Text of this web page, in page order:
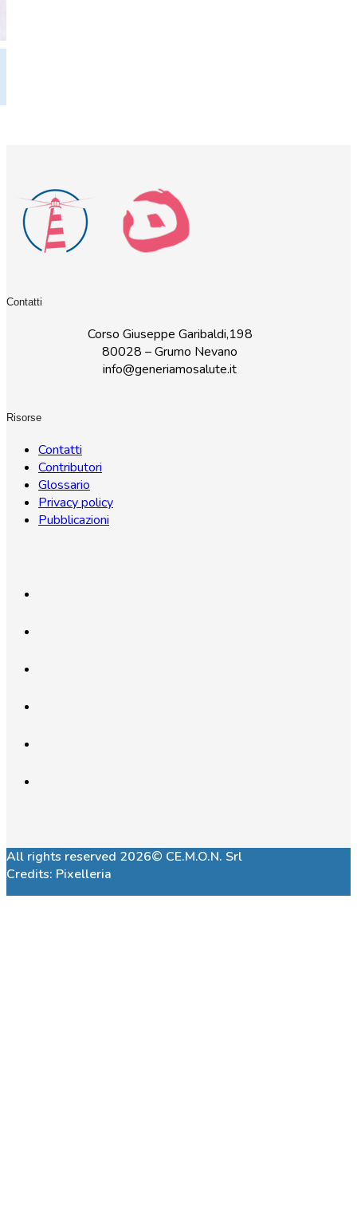
Contatti
Corso Giuseppe Garibaldi,198
80028 – Grumo Nevano
info@generiamosalute.it
Risorse
Contatti
Contributori
Glossario
Privacy policy
Pubblicazioni
All rights reserved 2026© CE.M.O.N. Srl
Credits: Pixelleria